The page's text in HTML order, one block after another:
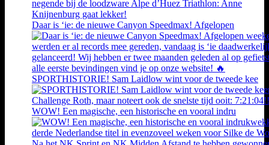
Daar is ‘ie: de nieuwe Canyon Speedmax! Afgelopen
SPORTHISTORIE! Sam Laidlow wint voor de tweede kee
WOW! Een magische, een historische en vooral indru